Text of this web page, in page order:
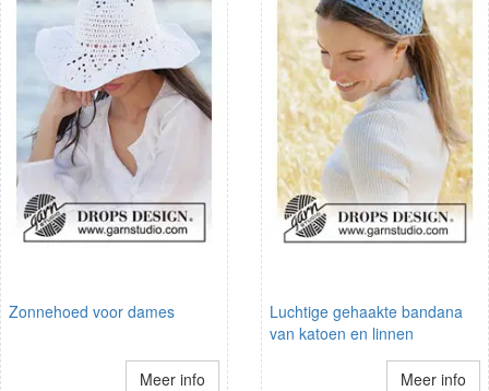
Zonnehoed voor dames
Meer info
Luchtige gehaakte bandana
van katoen en linnen
Meer info